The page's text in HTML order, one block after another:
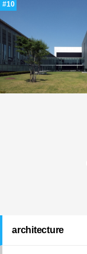
architecture